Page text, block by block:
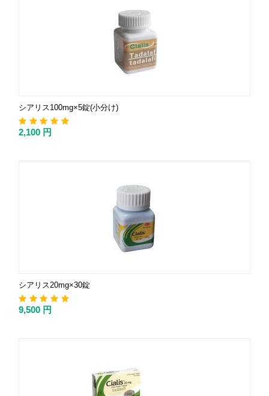
シアリス100mg×5錠(小分け)
2,100 円
シアリス20mg×30錠
9,500 円